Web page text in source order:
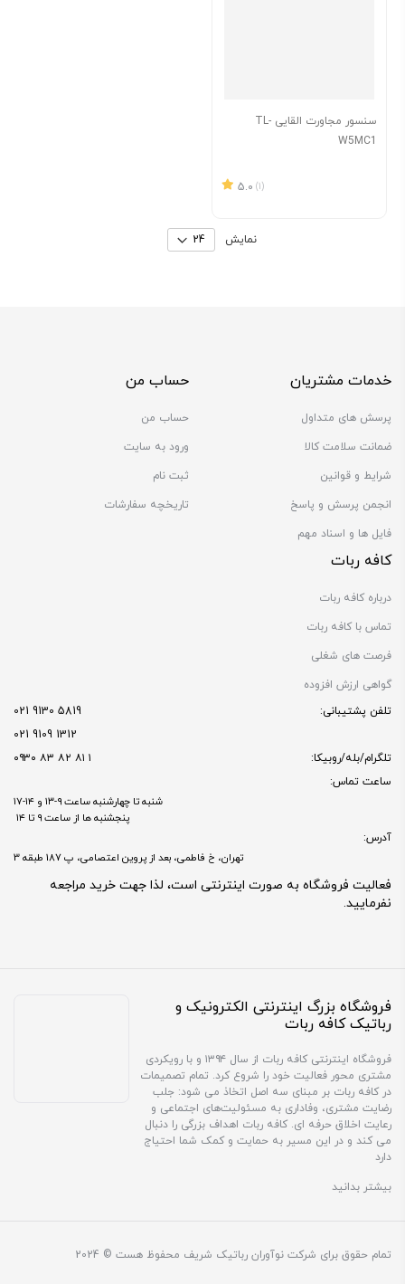
سنسور مجاورت القایی TL-
W5MC1
5.0 (1)
نمایش
خدمات مشتریان
پرسش های متداول
ضمانت سلامت کالا
شرایط و قوانین
انجمن پرسش و پاسخ
فایل ها و اسناد مهم
حساب من
حساب من
ورود به سایت
ثبت نام
تاریخچه سفارشات
کافه ربات
درباره کافه ربات
تماس با کافه ربات
فرصت های شغلی
گواهی ارزش افزوده
تلفن پشتیبانی:
5819 9130 021
1312 9109 021
تلگرام/بله/روبیکا:
۱ ۸۱ ۸۲ ۸۳ ۰۹۳۰
ساعت تماس:
شنبه تا چهارشنبه ساعت ۹-۱۳ و ۱۴-۱۷
پنجشنبه ها از ساعت ۹ تا ۱۴
آدرس:
تهران، خ فاطمی، بعد از پروین اعتصامی، پ 187 طبقه 3
فعالیت فروشگاه به صورت اینترنتی است، لذا جهت خرید مراجعه
نفرمایید.
فروشگاه بزرگ اینترنتی الکترونیک و
رباتیک کافه ربات
فروشگاه اینترنتی کافه ربات از سال ۱۳۹۴ و با رویکردی
مشتری محور فعالیت خود را شروع کرد. تمام تصمیمات
در کافه ربات بر مبنای سه اصل اتخاذ می شود: جلب
رضایت مشتری، وفاداری به مسئولیت‌های اجتماعی و
رعایت اخلاق حرفه ای. کافه ربات اهداف بزرگی را دنبال
می کند و در این مسیر به حمایت و کمک شما احتیاج
دارد
بیشتر بدانید
تمام حقوق برای شرکت نوآوران رباتیک شریف محفوظ هست © 2024